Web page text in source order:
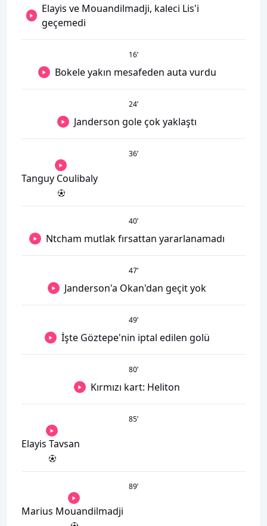
Elayis ve Mouandilmadji, kaleci Lis'i
geçemedi
16’
Bokele yakın mesafeden auta vurdu
24’
Janderson gole çok yaklaştı
36’
Tanguy Coulibaly
40’
Ntcham mutlak fırsattan yararlanamadı
47’
Janderson'a Okan'dan geçit yok
49’
İşte Göztepe'nin iptal edilen golü
80’
Kırmızı kart: Heliton
85’
Elayis Tavsan
89’
Marius Mouandilmadji